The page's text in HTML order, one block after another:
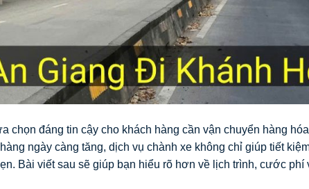
chọn đáng tin cậy cho khách hàng cần vận chuyển hàng
ngày càng tăng, dịch vụ chành xe không chỉ giúp tiết
Bài viết sau sẽ giúp bạn hiểu rõ hơn về lịch trình, cước